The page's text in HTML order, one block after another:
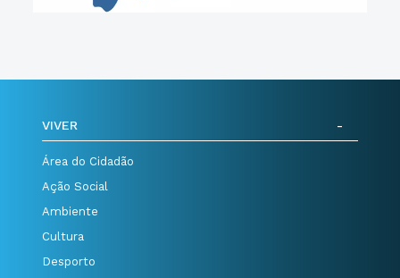
VIVER
Área do Cidadão
Ação Social
Ambiente
Cultura
Desporto